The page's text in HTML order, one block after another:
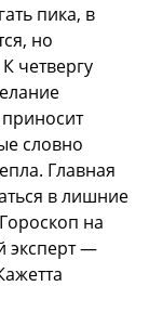
пика, в
но
четвергу
словно
Главная
в лишние
на
эксперт —